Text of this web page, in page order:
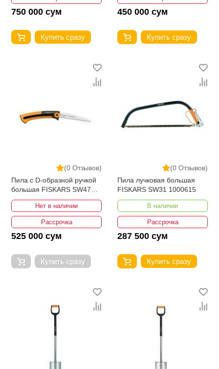
750 000 сум
Купить сразу
450 000 сум
Купить сразу
(0 Отзывов)
Пила с D-образной ручкой
большая FISKARS SW47
1028375
Нет в наличии
Рассрочка
525 000 сум
Купить сразу
(0 Отзывов)
Пила лучковая большая
FISKARS SW31 1000615
В наличии
Рассрочка
287 500 сум
Купить сразу